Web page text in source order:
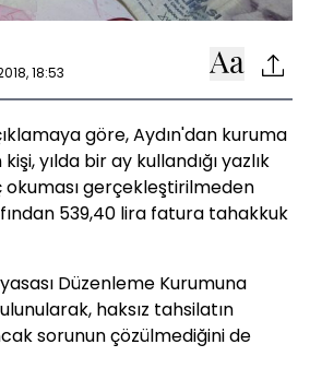
18:53
göre, Aydın'dan kuruma
yılda bir ay kullandığı yazlık
gerçekleştirilmeden
539,40 lira fatura tahakkuk
Düzenleme Kurumuna
haksız tahsilatın
sorunun çözülmediğini de